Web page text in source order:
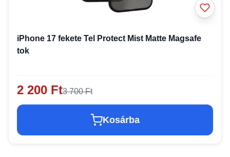
iPhone 17 fekete Tel Protect Mist Matte Magsafe
tok
2 200 Ft3 700 Ft
Kosárba